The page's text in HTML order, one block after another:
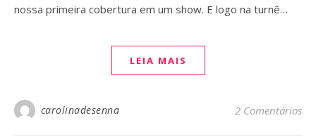
nossa primeira cobertura em um show. E logo na turnê…
LEIA MAIS
carolinadesenna 2 Comentários